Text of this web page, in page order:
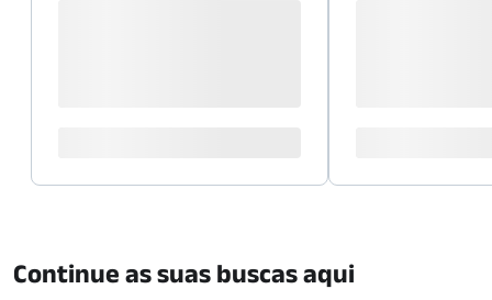
Continue as suas buscas aqui